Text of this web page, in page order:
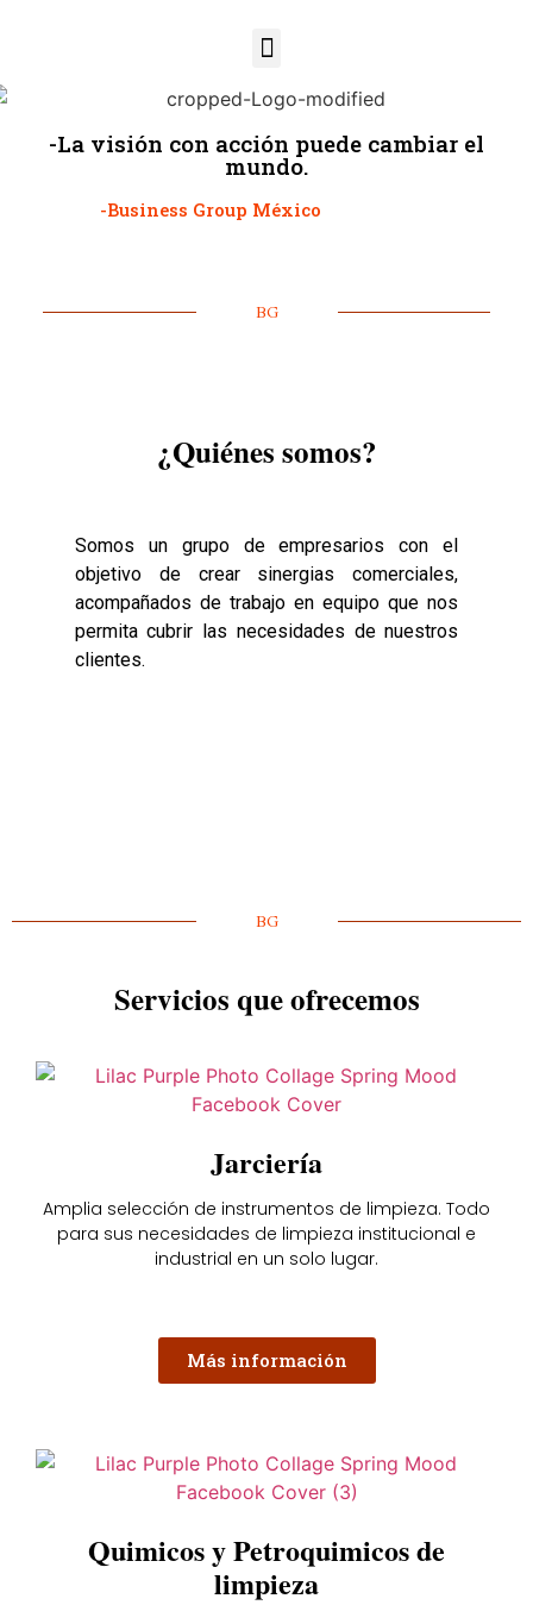
-La visión con acción puede cambiar el
mundo.
-Business Group México
BG
¿Quiénes somos?
Somos un grupo de empresarios con el
objetivo de crear sinergias comerciales,
acompañados de trabajo en equipo que nos
permita cubrir las necesidades de nuestros
clientes.
BG
Servicios que ofrecemos
Jarciería
Amplia selección de instrumentos de limpieza. Todo
para sus necesidades de limpieza institucional e
industrial en un solo lugar.
Más información
Quimicos y Petroquimicos de
limpieza